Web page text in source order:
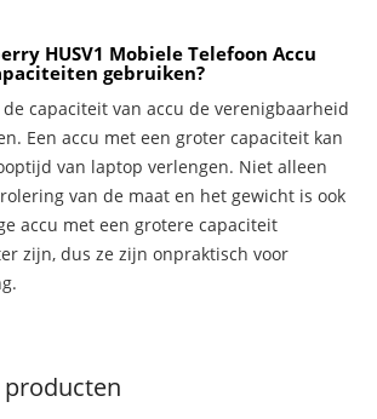
HUSV1 Mobiele Telefoon Accu
gebruiken?
capaciteit van accu de verenigbaarheid
Een accu met een groter capaciteit kan
van laptop verlengen. Niet alleen
van de maat en het gewicht is ook
accu met een grotere capaciteit
zijn, dus ze zijn onpraktisch voor